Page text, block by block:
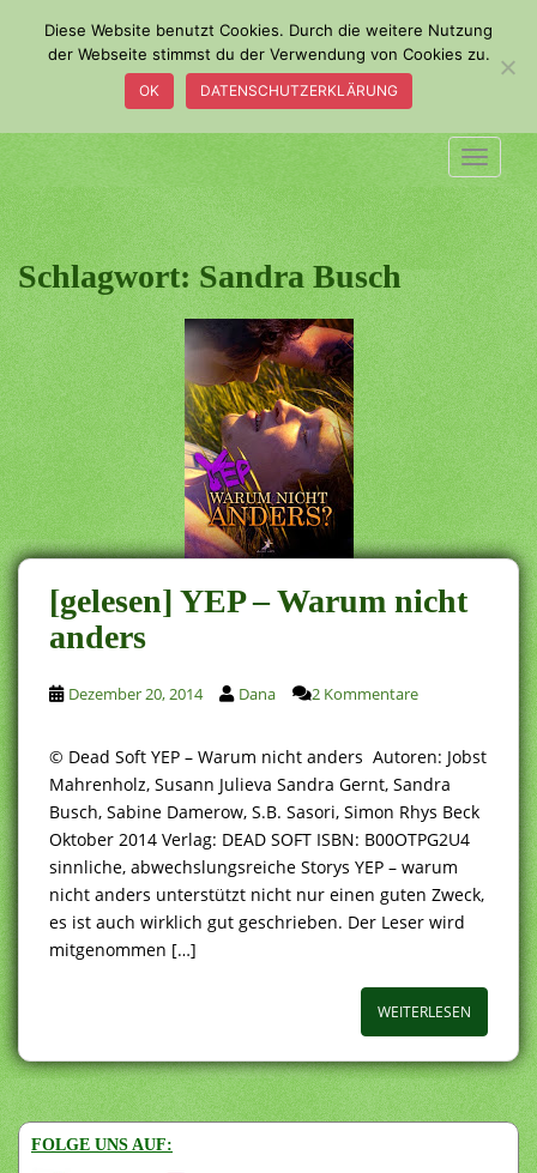
o
m
a
i
n
c
o
n
t
e
n
t
Schlagwort:Sandra Busch
[gelesen] YEP – Warum nicht
anders
Dezember 20, 2014 Dana 2 Kommentare
© Dead Soft YEP – Warum nicht anders Autoren: Jobst
Mahrenholz, Susann Julieva Sandra Gernt, Sandra
Busch, Sabine Damerow, S.B. Sasori, Simon Rhys Beck
Oktober 2014 Verlag: DEAD SOFT ISBN: B00OTPG2U4
sinnliche, abwechslungsreiche Storys YEP – warum
nicht anders unterstützt nicht nur einen guten Zweck,
es ist auch wirklich gut geschrieben. Der Leser wird
mitgenommen […]
WEITERLESEN
FOLGE UNS AUF:
Diese Website benutzt Cookies. Durch die weitere Nutzung
der Webseite stimmst du der Verwendung von Cookies zu.
OK DATENSCHUTZERKLÄRUNG